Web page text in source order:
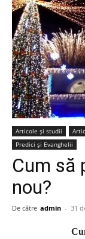
Articole şi studii
Predici şi Evanghelii
Cum să
nou?
De către admin - 31